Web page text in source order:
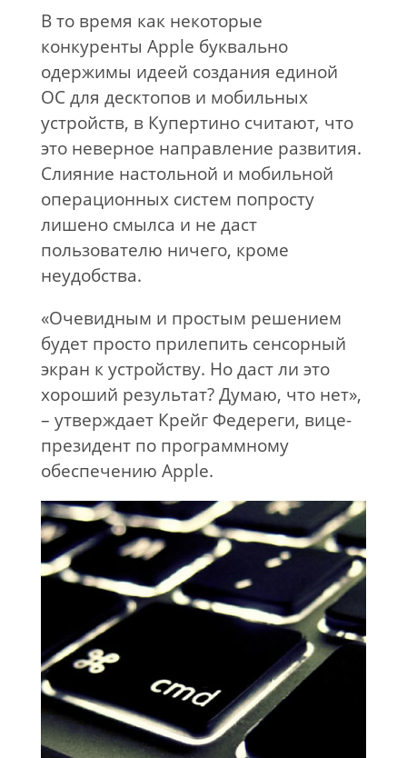
В то время как некоторые
конкуренты Apple буквально
одержимы идеей создания единой
ОС для десктопов и мобильных
устройств, в Купертино считают, что
это неверное направление развития.
Слияние настольной и мобильной
операционных систем попросту
лишено смылса и не даст
пользователю ничего, кроме
неудобства.
«Очевидным и простым решением
будет просто прилепить сенсорный
экран к устройству. Но даст ли это
хороший результат? Думаю, что нет»,
– утверждает Крейг Федереги, вице-
президент по программному
обеспечению Apple.